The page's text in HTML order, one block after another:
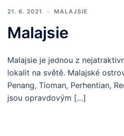
21. 6. 2021 MALAJSIE
Malajsie
Malajsie je jednou z
lokalit na světě. Malajské
Penang, Tioman, Perhentian,
jsou opravdovým […]